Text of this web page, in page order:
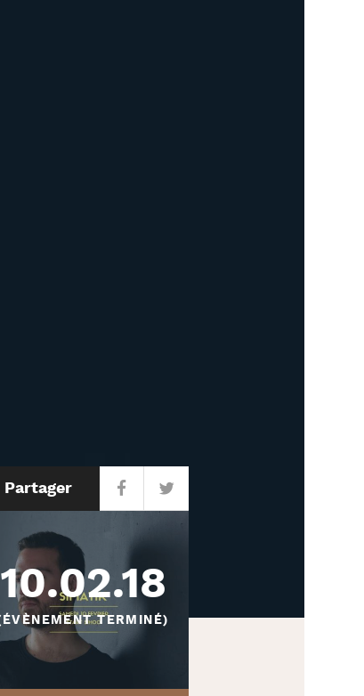
Partager
10.02.18
TERMINÉ)